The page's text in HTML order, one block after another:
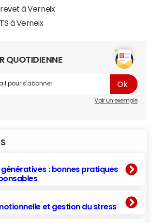
à Verneix
à Verneix
QUOTIDIENNE
Voir un exemple
génératives : bonnes pratiques
et gestion du stress